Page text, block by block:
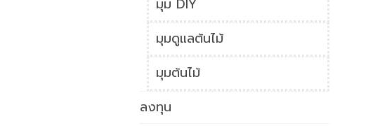
มุม DIY
มุมดูแลต้นไม้
มุมต้นไม้
ลงทุน